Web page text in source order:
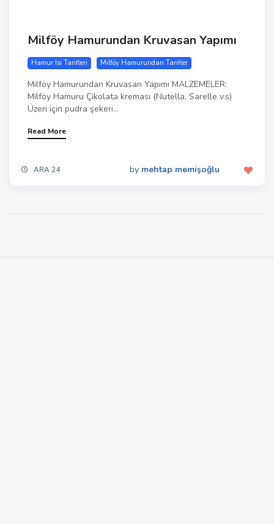
Milföy Hamurundan Kruvasan Yapımı
Hamur Isi Tarifleri Milföy Hamurundan Tarifler
Milföy Hamurundan Kruvasan Yapımı MALZEMELER:
Milföy Hamuru Çikolata kreması (Nutella, Sarelle v.s)
Üzeri için pudra şekeri...
Read More
ARA 24 by mehtap memişoğlu